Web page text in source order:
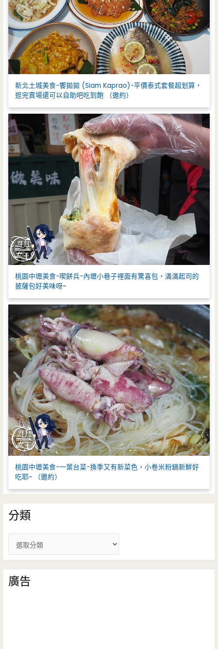
新北土城美食-饗拋拋 (Siam Kaprao)-平價泰式套餐超划算，
逛完賣場還可以自助吧吃到飽 （邀約）
桃園中壢美食-喫餅兵-內壢小巷子裡面有驚喜包，滿滿起司的
披薩包好美味呀~
桃園中壢美食-一葉台菜-換季又有新菜色，小卷米粉鍋新鮮好
吃耶~ （邀約）
分類
類
廣告